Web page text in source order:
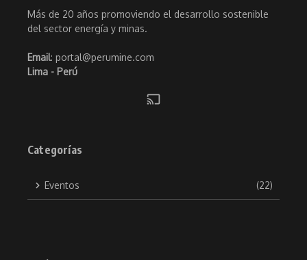
Más de 20 años promoviendo el desarrollo sostenible
del sector energía y minas.
Email: portal@perumine.com
Lima - Perú
Categorías
Eventos (22)